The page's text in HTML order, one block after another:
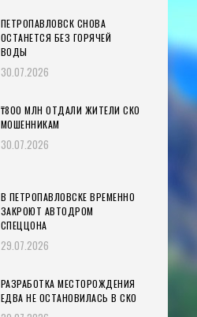
ПЕТРОПАВЛОВСК СНОВА
ОСТАНЕТСЯ БЕЗ ГОРЯЧЕЙ
ВОДЫ
30.07.2026
₸800 МЛН ОТДАЛИ ЖИТЕЛИ СКО
МОШЕННИКАМ
30.07.2026
В ПЕТРОПАВЛОВСКЕ ВРЕМЕННО
ЗАКРОЮТ АВТОДРОМ
СПЕЦЦОНА
29.07.2026
РАЗРАБОТКА МЕСТОРОЖДЕНИЯ
ЕДВА НЕ ОСТАНОВИЛАСЬ В СКО